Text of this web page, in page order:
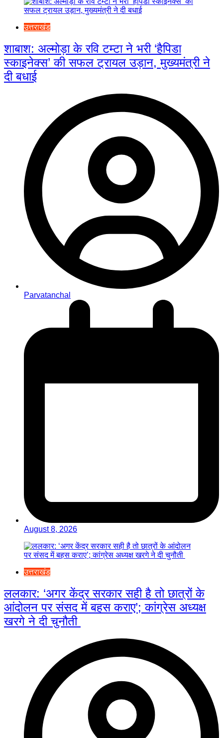
उत्तराखंड
शाबाश: अल्मोड़ा के रवि टम्टा ने भरी ‘हैपिडा
स्काइनेक्स’ की सफल ट्रायल उड़ान, मुख्यमंत्री ने
दी बधाई
Parvatanchal
August 8, 2026
उत्तराखंड
ललकार: ‘अगर केंद्र सरकार सही है तो छात्रों के
आंदोलन पर संसद में बहस कराए’; कांग्रेस अध्यक्ष
खरगे ने दी चुनौती